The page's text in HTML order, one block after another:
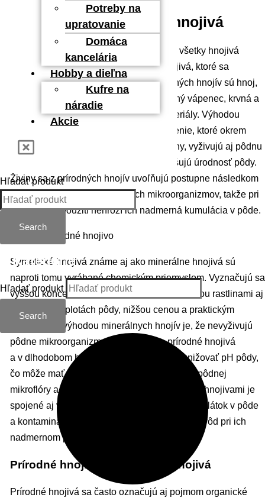
Potreby na
upratovanie
Domáca
kancelária
Hobby a dieľna
Kufre na
náradie
Akcie
Hľadať produkt
Search
Kategórie
Hľadať produkt
Search
Prírodné vs syntetické hnojivá
Za prírodné hnojivá môžeme považovať všetky hnojivá
získané z prírodných surovín, alebo hnojivá, ktoré sa
nevyrábajú synteticky. Príkladom prírodných hnojív sú hnoj,
guáno, kompost, elementárna síra, drvený vápenec, krvná a
kostná múčka, rohovina a podobné materiály. Výhodou
prírodných hnojív je ich prirodzené zloženie, ktoré okrem
postupného uvoľňovania živín pre rastliny, vyživujú aj pôdnu
mirkoflóru a z dlhodobého hľadiska zvyšujú úrodnosť pôdy.
Živiny sa z prírodných hnojív uvoľňujú postupne následkom
ich rozkladu za pomoci pôdnych mikroorganizmov, takže pri
ich bežnom použití nehrozí ich nadmerná kumulácia v pôde.
Syntetické hnojivá známe aj ako minerálne hnojivá sú
naproti tomu vyrábané chemickým priemyslom. Vyznačujú sa
vyššou koncentráciou, rýchlou vstrebateľnosťou rastlinami aj
pri nízkych teplotách pôdy, nižšou cenou a praktickým
použitím. Nevýhodou minerálnych hnojív je, že nevyživujú
pôdne mikroorganizmy tak dobre ako prírodné hnojivá
a v dlhodobom horizonte majú tendenciu znižovať pH pôdy,
čo môže mať negatívny efekt na rozmanitosť pôdnej
mikroflóry a na úrodnosť pôdy. S minerálnymi hnojivami je
spojené aj vyššie riziko kumulácie nevyužitých látok v pôde
a kontaminácia vodných tokov a podzemných vôd pri ich
nadmernom použití.
Prírodné hnojivá ≠ Organické hnojivá
Prírodné hnojivá sa často označujú aj pojmom organické